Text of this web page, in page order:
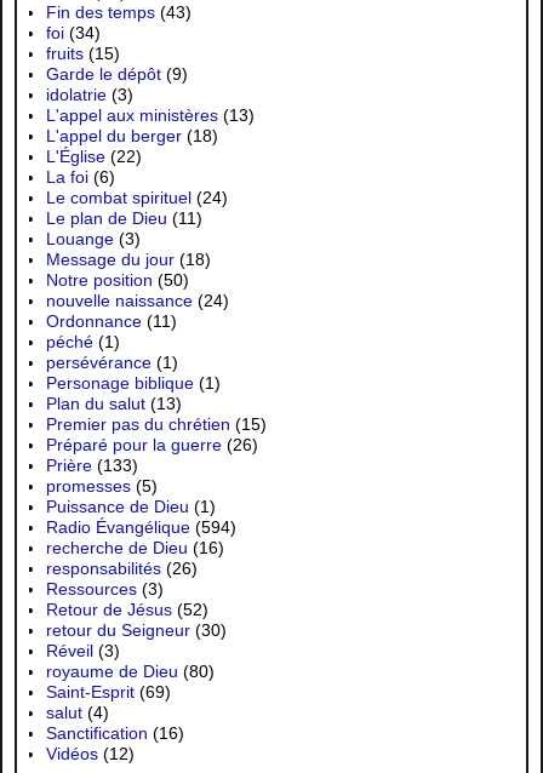
Fin des temps (43)
foi (34)
fruits (15)
Garde le dépôt (9)
idolatrie (3)
L'appel aux ministères (13)
L'appel du berger (18)
L'Église (22)
La foi (6)
Le combat spirituel (24)
Le plan de Dieu (11)
Louange (3)
Message du jour (18)
Notre position (50)
nouvelle naissance (24)
Ordonnance (11)
péché (1)
persévérance (1)
Personage biblique (1)
Plan du salut (13)
Premier pas du chrétien (15)
Préparé pour la guerre (26)
Prière (133)
promesses (5)
Puissance de Dieu (1)
Radio Évangélique (594)
recherche de Dieu (16)
responsabilités (26)
Ressources (3)
Retour de Jésus (52)
retour du Seigneur (30)
Réveil (3)
royaume de Dieu (80)
Saint-Esprit (69)
salut (4)
Sanctification (16)
Vidéos (12)